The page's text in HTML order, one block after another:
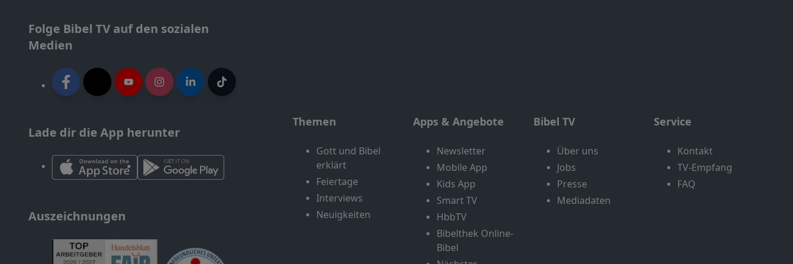
Folge Bibel TV auf den sozialen
Medien
Lade dir die App herunter
Auszeichnungen
Themen
Gott und Bibel
erklärt
Feiertage
Interviews
Neuigkeiten
Apps & Angebote
Newsletter
Mobile App
Kids App
Smart TV
HbbTV
Bibelthek Online-
Bibel
Bibel TV
Über uns
Jobs
Presse
Mediadaten
Service
Kontakt
TV-Empfang
FAQ